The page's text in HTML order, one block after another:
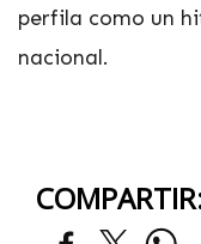
perfila como un
nacional.